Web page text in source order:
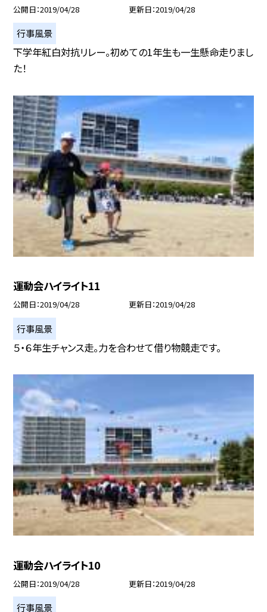
公開日 2019/04/28 更新日 2019/04/28
行事風景
下学年紅白対抗リレー。初めての1年生も一生懸命走りまし
た！
運動会ハイライト11
公開日 2019/04/28 更新日 2019/04/28
行事風景
５・６年生チャンス走。力を合わせて借り物競走です。
運動会ハイライト10
公開日 2019/04/28 更新日 2019/04/28
行事風景